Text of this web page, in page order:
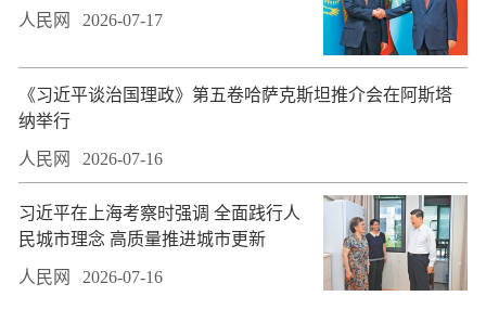
人民网 2026-07-17
​《习近平谈治国理政》第五卷哈萨克斯坦推介会在阿斯塔
纳举行
人民网 2026-07-16
习近平在上海考察时强调 全面践行人
民城市理念 高质量推进城市更新
人民网 2026-07-16